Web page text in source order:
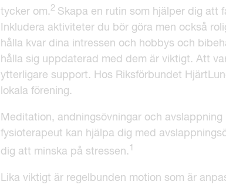
tycker om.2 Skapa en rutin som hjälper dig att
Inkludera aktiviteter du bör göra men också
hålla kvar dina intressen och hobbys och
hålla sig uppdaterad med dem är viktigt. Att
ytterligare support. Hos Riksförbundet
lokala förening.
Meditation, andningsövningar och
fysioterapeut kan hjälpa dig med
dig att minska på stressen. 1
Lika viktigt är regelbunden motion som är